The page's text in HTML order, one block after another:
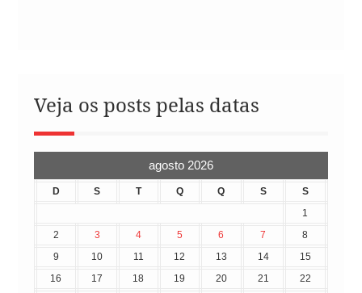
Veja os posts pelas datas
agosto 2026
D S T Q Q S
S
1
2
3 4 5 6 7
8
9
10 11 12 13 14
15
16
17 18 19 20 21
22